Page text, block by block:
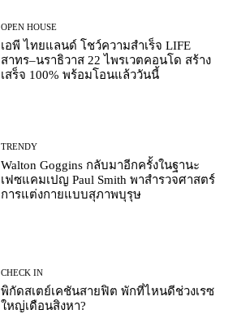
OPEN HOUSE
เอพี ไทยแลนด์ โชว์ความสำเร็จ LIFE
สาทร–นราธิวาส 22 ไพรเวตคอนโด สร้าง
เสร็จ 100% พร้อมโอนแล้ววันนี้
TRENDY
Walton Goggins กลับมาอีกครั้งในฐานะ
เฟซแคมเปญ Paul Smith พาสำรวจศาสตร์
การแต่งกายแบบสุภาพบุรุษ
CHECK IN
พิกัดสเตย์เคชันสายฟิต พักที่ไหนดีช่วงเรซ
ใหญ่เดือนสิงหา?